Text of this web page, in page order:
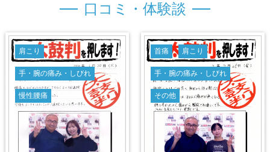
口 コ ミ ・ 体験談
肩こり
手・腕の痛み・しびれ
慢性腰痛
首痛 肩こり
手・腕の痛み・しびれ
その他